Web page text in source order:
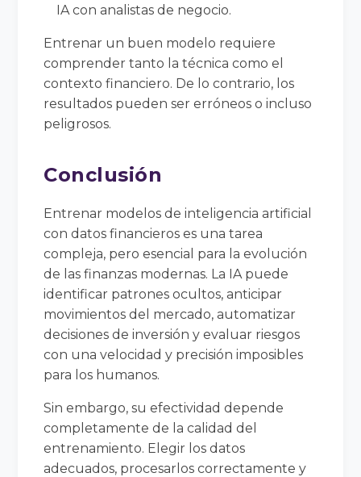
IA con analistas de negocio.
Entrenar un buen modelo requiere
comprender tanto la técnica como el
contexto financiero. De lo contrario, los
resultados pueden ser erróneos o incluso
peligrosos.
Conclusión
Entrenar modelos de inteligencia artificial
con datos financieros es una tarea
compleja, pero esencial para la evolución
de las finanzas modernas. La IA puede
identificar patrones ocultos, anticipar
movimientos del mercado, automatizar
decisiones de inversión y evaluar riesgos
con una velocidad y precisión imposibles
para los humanos.
Sin embargo, su efectividad depende
completamente de la calidad del
entrenamiento. Elegir los datos
adecuados, procesarlos correctamente y